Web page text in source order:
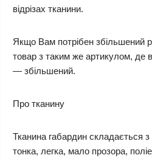
відрізах тканини.
Якщо Вам потрібен збільшений
товар з таким же артикулом, де
— збільшений.
Про тканину
Тканина габардин складається
тонка, легка, мало прозора,